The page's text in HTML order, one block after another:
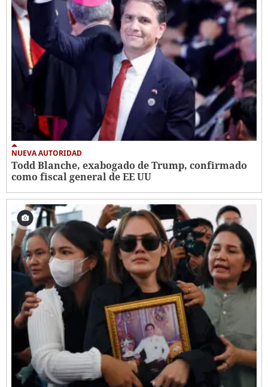
NUEVA AUTORIDAD
Todd Blanche, exabogado de Trump, confirmado
como fiscal general de EE UU